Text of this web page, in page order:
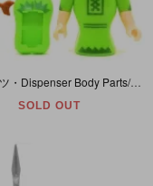
PEZ/ペッツ・Dispenser Body Parts/ディスペンサーボディパーツ 「Robin Hood/ロビンフッド」
SOLD OUT